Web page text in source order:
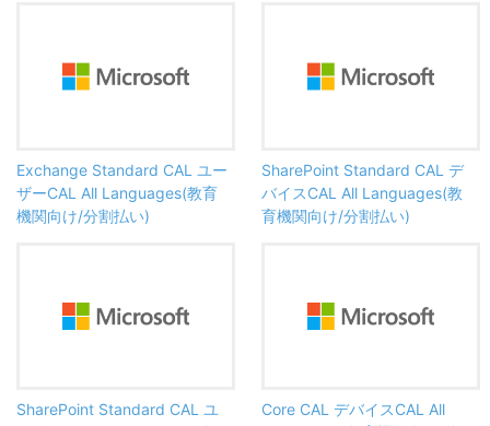
Exchange Standard CAL ユー
ザーCAL All Languages(教育
機関向け/分割払い)
SharePoint Standard CAL デ
バイスCAL All Languages(教
育機関向け/分割払い)
SharePoint Standard CAL ユ
Core CAL デバイスCAL All